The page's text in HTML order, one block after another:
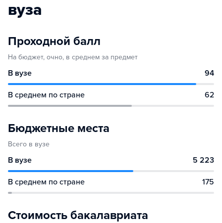
вуза
Проходной балл
На бюджет, очно, в среднем за предмет
В вузе 94
В среднем по стране 62
Бюджетные места
Всего в вузе
В вузе 5 223
В среднем по стране 175
Стоимость бакалавриата